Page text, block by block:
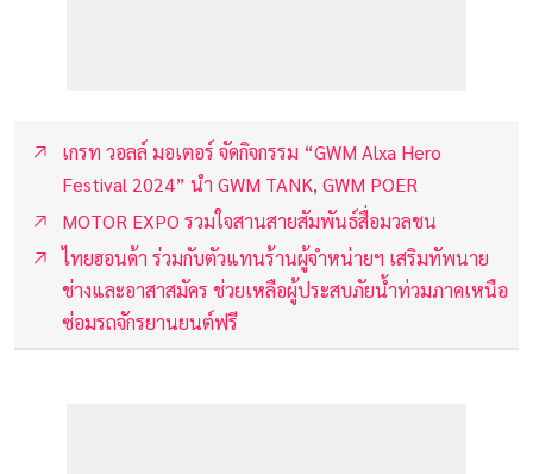
เกรท วอลล์ มอเตอร์ จัดกิจกรรม “GWM Alxa Hero
Festival 2024” นำ GWM TANK, GWM POER
MOTOR EXPO รวมใจสานสายสัมพันธ์สื่อมวลชน
ไทยฮอนด้า ร่วมกับตัวแทนร้านผู้จำหน่ายฯ เสริมทัพนาย
ช่างและอาสาสมัคร ช่วยเหลือผู้ประสบภัยน้ำท่วมภาคเหนือ
ซ่อมรถจักรยานยนต์ฟรี